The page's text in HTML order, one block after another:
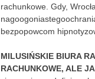
rachunkowe. Gdy,
bezpopowcom
MILUSIŃSKIE BIURA
RACHUNKOWE, ALE